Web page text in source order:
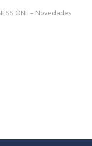
ONE – Novedades